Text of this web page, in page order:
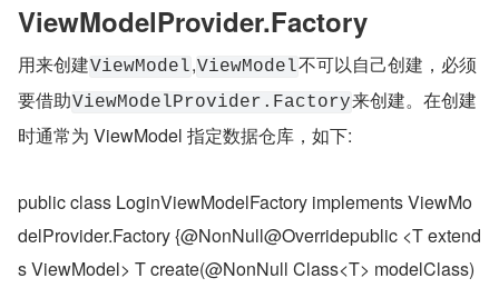
ViewModelProvider.Factory
用来创建ViewModel,ViewModel不可以自己创建，必须
要借助ViewModelProvider.Factory来创建。在创建
时通常为 ViewModel 指定数据仓库，如下:
public class LoginViewModelFactory implements ViewMo
delProvider.Factory {@NonNull@Overridepublic <T extend
s ViewModel> T create(@NonNull Class<T> modelClass)